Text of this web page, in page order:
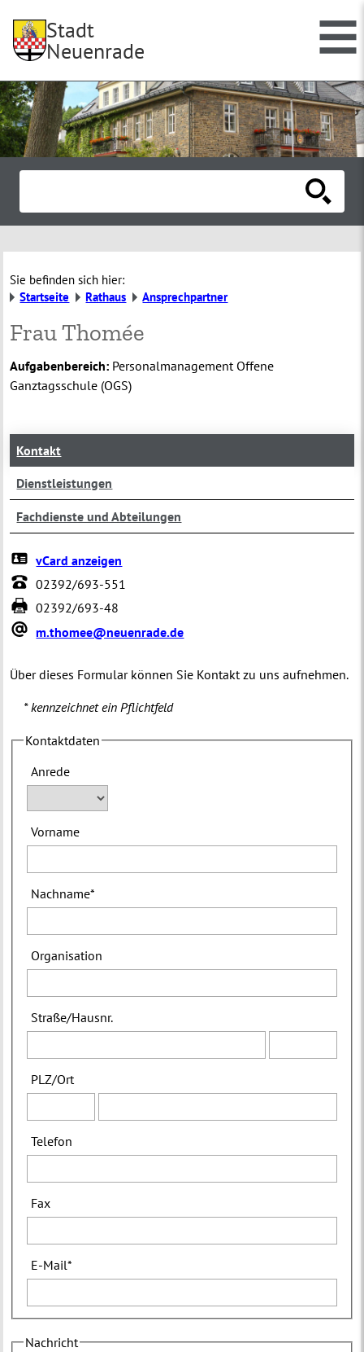
Stadt
Neuenrade
Sie befinden sich hier:
Startseite
Rathaus Ansprechpartner
Frau Thomée
Aufgabenbereich: Personalmanagement Offene
Ganztagsschule (OGS)
Kontakt
Dienstleistungen
Fachdienste und Abteilungen
vCard anzeigen
02392/693-551
02392/693-48
m.thomee@neuenrade.de
Über dieses Formular können Sie Kontakt zu uns aufnehmen.
* kennzeichnet ein Pflichtfeld
Kontaktdaten
Anrede
Vorname
Nachname*
Organisation
Straße/Hausnr.
PLZ/Ort
Telefon
Fax
E-Mail*
Nachricht